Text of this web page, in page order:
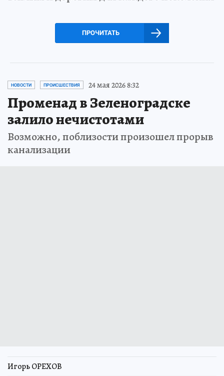
ПРОЧИТАТЬ
НОВОСТИ ПРОИСШЕСТВИЯ 24 мая 2026 8:32
Променад в Зеленоградске
залило нечистотами
Возможно, поблизости произошел прорыв
канализации
Игорь ОРЕХОВ